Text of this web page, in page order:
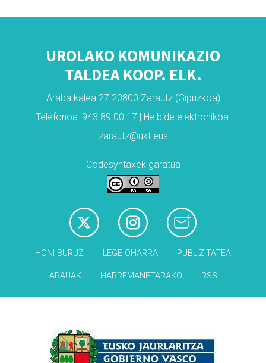
UROLAKO KOMUNIKAZIO
TALDEA KOOP. ELK.
Araba kalea 27 20800 Zarautz (Gipuzkoa)
Telefonoa: 943 89 00 17 | Helbide elektronikoa:
zarautz@ukt.eus
Codesyntaxek garatua
HONI BURUZ LEGE OHARRA PUBLIZITATEA
ARAUAK HARREMANETARAKO RSS